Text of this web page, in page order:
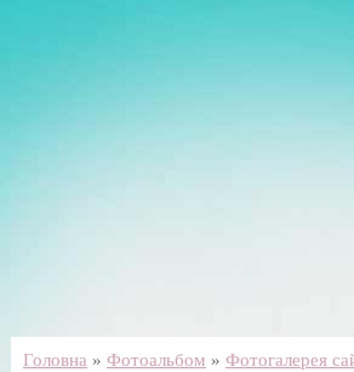
Головна » Фотоальбом » Фотогалерея